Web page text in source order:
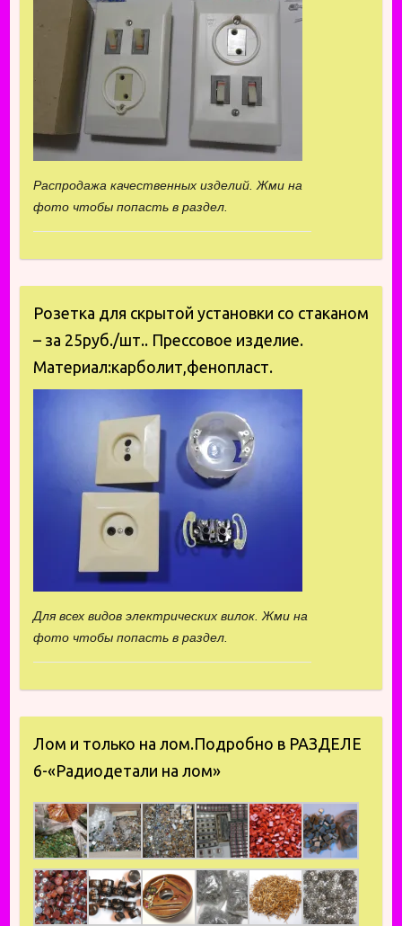
Распродажа качественных изделий. Жми на
фото чтобы попасть в раздел.
Розетка для скрытой установки со стаканом
– за 25руб./шт.. Прессовое изделие.
Материал:карболит,фенопласт.
Для всех видов электрических вилок. Жми на
фото чтобы попасть в раздел.
Лом и только на лом.Подробно в РАЗДЕЛЕ
6-«Радиодетали на лом»